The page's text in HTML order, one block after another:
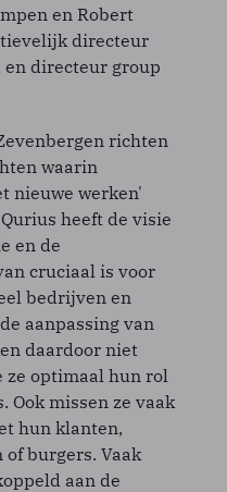
en Robert
directeur
directeur group
richten
waarin
nieuwe werken'
heeft de visie
en de
cruciaal is voor
bedrijven en
aanpassing van
daardoor niet
ze optimaal hun rol
Ook missen ze vaak
hun klanten,
burgers. Vaak
aan de